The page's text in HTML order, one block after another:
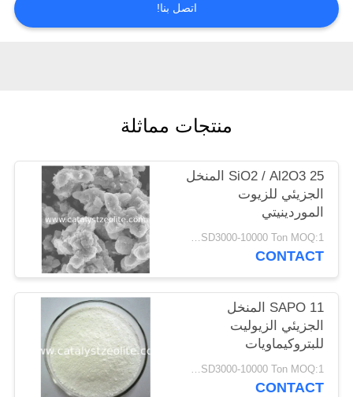
خريطة
اتصل بنا!
منتجات مماثلة
SiO2 / Al2O3 25 المنخل
الجزيئي للزيوت
الموردينيتي
USD3000-10000 Ton MOQ:1 كغم
CONTACT
SAPO 11 المنخل
الجزيئي الزيوليت
للبتروكيماويات
USD3000-10000 Ton MOQ:1 كغم
CONTACT